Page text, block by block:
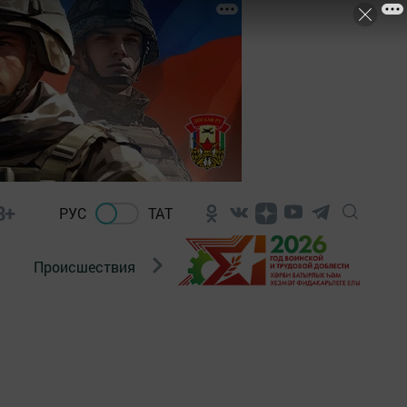
РУС ТАТ
Происшествия Новости Госавтоинспекции